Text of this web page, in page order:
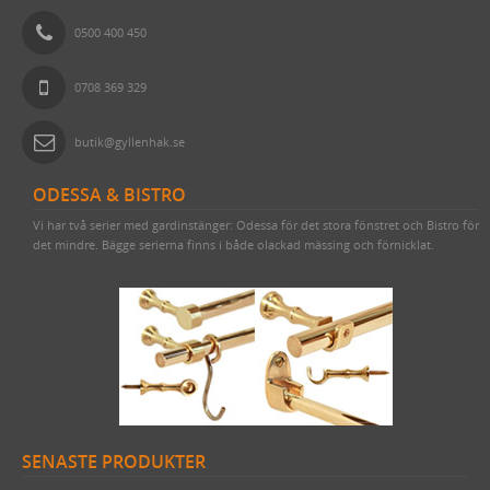
0500 400 450
0708 369 329
butik@gyllenhak.se
ODESSA & BISTRO
Vi har två serier med gardinstänger: Odessa för det stora fönstret och Bistro för
det mindre. Bägge serierna finns i både olackad mässing och förnicklat.
SENASTE PRODUKTER